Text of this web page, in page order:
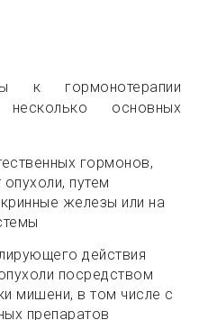
к гормонотерапии
основных
гормонов,
путем
железы или на
действия
посредством
мишени, в том числе с
препаратов